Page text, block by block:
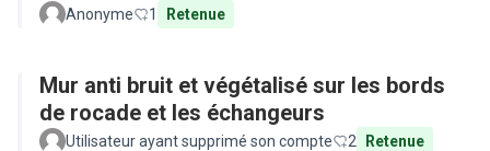
Anonyme 1 Retenue
Mur anti bruit et végétalisé sur les bords
de rocade et les échangeurs
Utilisateur ayant supprimé son compte 2 Retenue